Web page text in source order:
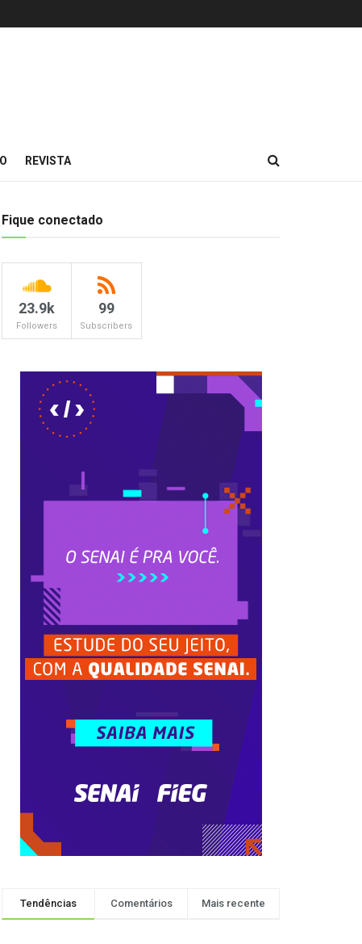
REVISTA
Fique conectado
23.9k
Followers
99
Subscribers
Tendências Comentários Mais recente